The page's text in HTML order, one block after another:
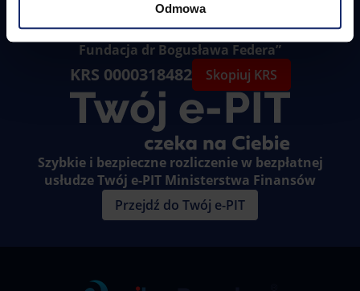
Odmowa
lub wybierz z listy
„Akademia Liderów Innowacji i Przedsiębiorczości
Fundacja dr Bogusława Federa”
KRS 0000318482 Skopiuj KRS
Szybkie i bezpieczne rozliczenie w bezpłatnej
usłudze Twój e-PIT Ministerstwa Finansów
Przejdź do Twój e-PIT